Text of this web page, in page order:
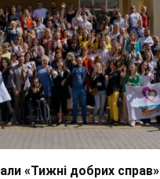
«Тижні добрих справ»